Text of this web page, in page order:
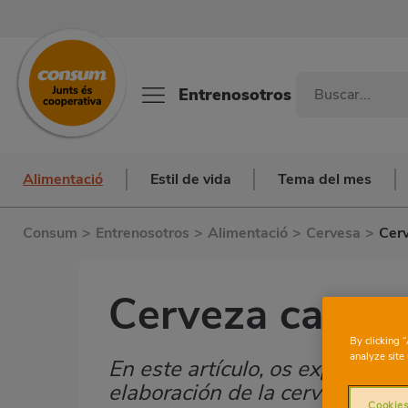
Entrenosotros
Alimentació Estil de vida Tema del mes
Consum > Entrenosotros > Alimentació > Cervesa >
Cerveza
Subtítulo
En este artículo, os
elaboración de la cerveza,
By clicking
analyze site